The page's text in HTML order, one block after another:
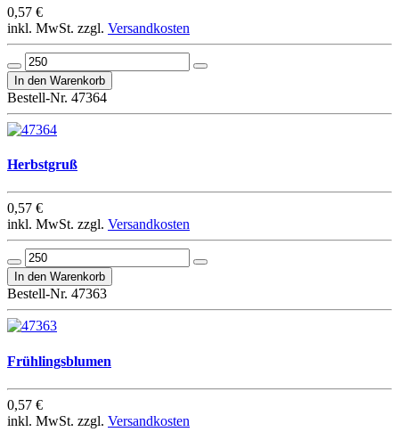
0,57 €
inkl. MwSt. zzgl. Versandkosten
Bestell-Nr. 47364
Herbstgruß
0,57 €
inkl. MwSt. zzgl. Versandkosten
Bestell-Nr. 47363
Frühlingsblumen
0,57 €
inkl. MwSt. zzgl. Versandkosten